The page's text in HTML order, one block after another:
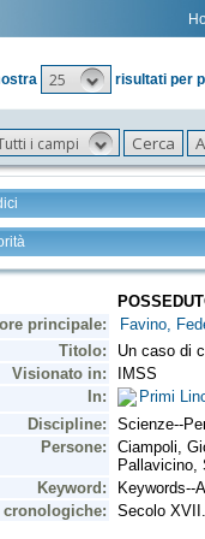
25 risultati per
i campi